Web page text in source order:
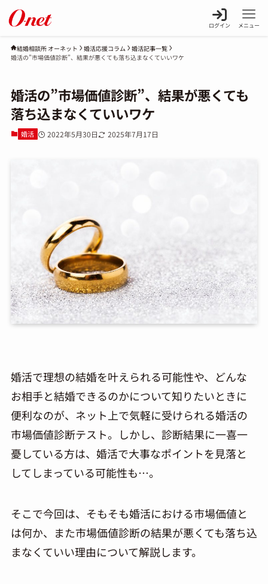
ログイン メニュー
結婚相談所 オーネット 婚活応援コラム
婚活記事一覧
婚活の”市場価値診断”、結果が悪くても落ち込まなくていいワケ
婚活の”市場価値診断”、結果が悪くても
落ち込まなくていいワケ
婚活 2022年5月30日 2025年7月17日
婚活で理想の結婚を叶えられる可能性や、どんな
お相手と結婚できるのかについて知りたいときに
便利なのが、ネット上で気軽に受けられる婚活の
市場価値診断テスト。しかし、診断結果に一喜一
憂している方は、婚活で大事なポイントを見落と
してしまっている可能性も…。
そこで今回は、そもそも婚活における市場価値と
は何か、また市場価値診断の結果が悪くても落ち込
まなくていい理由について解説します。